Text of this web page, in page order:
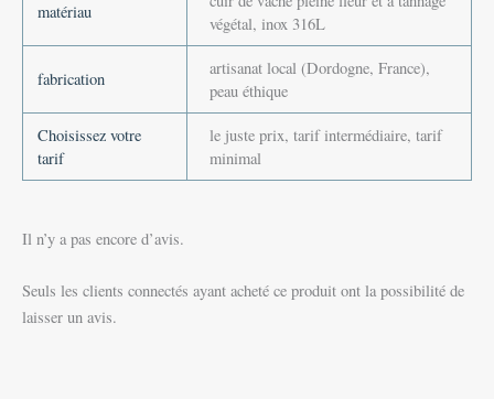
matériau
végétal, inox 316L
fabrication
artisanat local (Dordogne, France),
peau éthique
Choisissez votre
tarif
le juste prix, tarif intermédiaire, tarif
minimal
Il n’y a pas encore d’avis.
Seuls les clients connectés ayant acheté ce produit ont la possibilité de
laisser un avis.